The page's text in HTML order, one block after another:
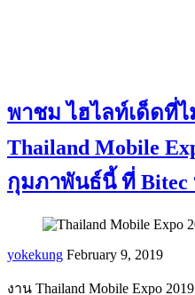
พาชม ไฮไลท์เด็ดที่
Thailand Mobile
กุมภาพันธ์นี้ ที่ Bitec
yokekung February 9, 2019
งาน Thailand Mobile Expo